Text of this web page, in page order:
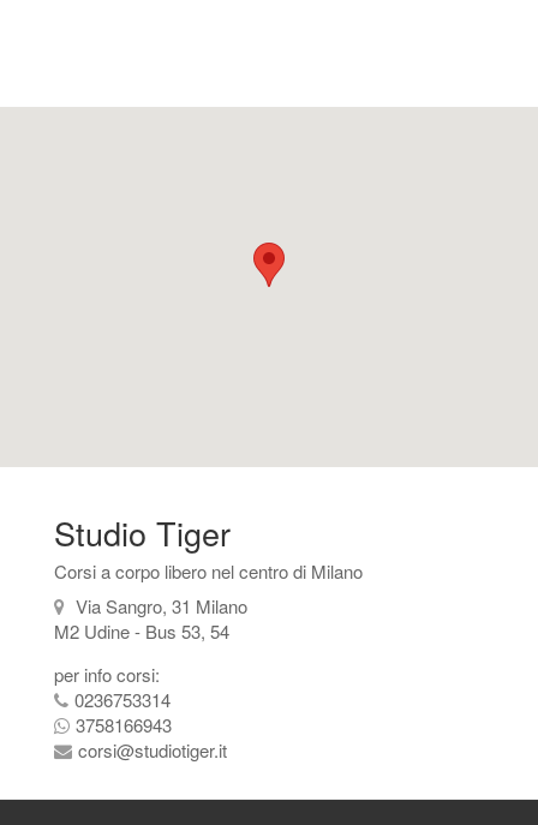
Studio Tiger
Corsi a corpo libero nel centro di Milano
Via Sangro, 31 Milano
M2 Udine - Bus 53, 54
per info corsi:
0236753314
3758166943
corsi@studiotiger.it